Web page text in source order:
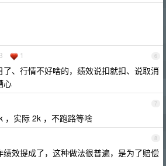
6
1
了、行情不好啥的，绩效说扣就扣、说取消
心
7
，实际 2k ，不跑路等啥
8
效提成了，这种做法很普遍，是为了赔偿